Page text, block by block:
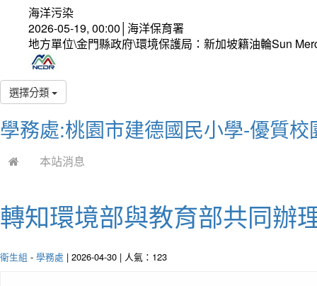
海洋污染
2026-05-19, 00:00│海洋保育署
地方單位\金門縣政府\環境保護局：新加坡籍油輪Sun
選擇分類
學務處:桃園市建德國民小學-優質校
本站消息
轉知環境部與教育部共同辦
衛生組 - 學務處 | 2026-04-30 | 人氣：123